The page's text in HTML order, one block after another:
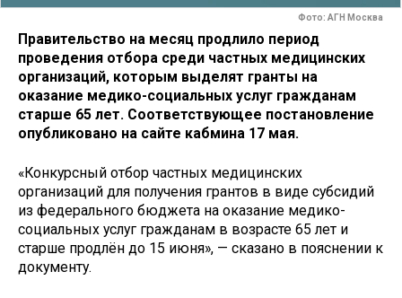
Фото: АГН Москва
Правительство на месяц продлило период
проведения отбора среди частных медицинских
организаций, которым выделят гранты на
оказание медико-социальных услуг гражданам
старше 65 лет. Соответствующее постановление
опубликовано на сайте кабмина 17 мая.
«Конкурсный отбор частных медицинских
организаций для получения грантов в виде субсидий
из федерального бюджета на оказание медико-
социальных услуг гражданам в возрасте 65 лет и
старше продлён до 15 июня», — сказано в пояснении к
документу.